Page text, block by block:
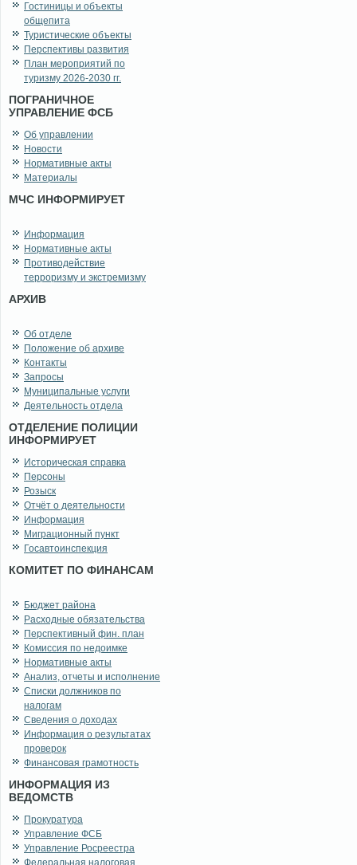
Гостиницы и объекты
общепита
Туристические объекты
Перспективы развития
План мероприятий по
туризму 2026-2030 гг.
ПОГРАНИЧНОЕ
УПРАВЛЕНИЕ ФСБ
Об управлении
Новости
Нормативные акты
Материалы
МЧС ИНФОРМИРУЕТ
Информация
Нормативные акты
Противодействие
терроризму и экстремизму
АРХИВ
Об отделе
Положение об архиве
Контакты
Запросы
Муниципальные услуги
Деятельность отдела
ОТДЕЛЕНИЕ ПОЛИЦИИ
ИНФОРМИРУЕТ
Историческая справка
Персоны
Розыск
Отчёт о деятельности
Информация
Миграционный пункт
Госавтоинспекция
КОМИТЕТ ПО ФИНАНСАМ
Бюджет района
Расходные обязательства
Перспективный фин. план
Комиссия по недоимке
Нормативные акты
Анализ, отчеты и исполнение
Списки должников по
налогам
Сведения о доходах
Информация о результатах
проверок
Финансовая грамотность
ИНФОРМАЦИЯ ИЗ
ВЕДОМСТВ
Прокуратура
Управление ФСБ
Управление Росреестра
Федеральная налоговая